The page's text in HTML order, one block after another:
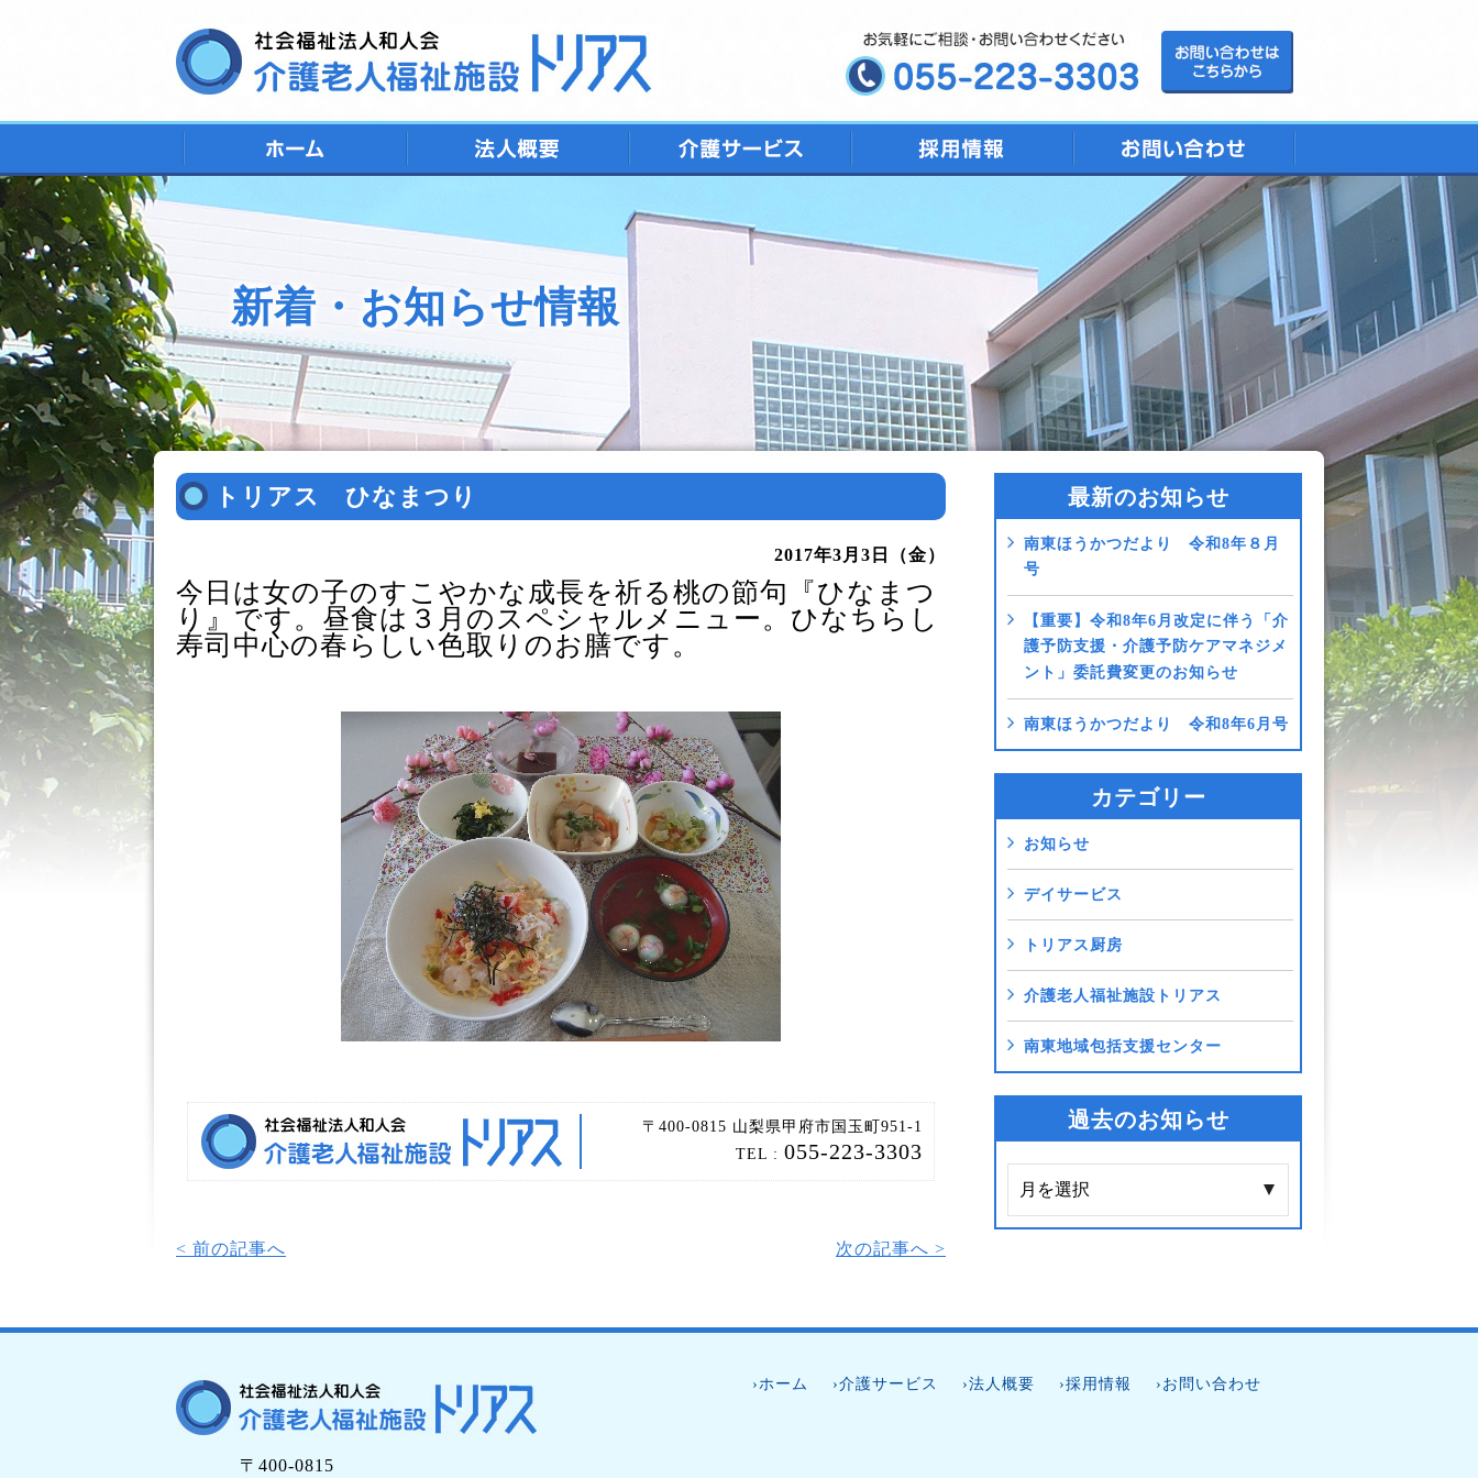
新着・お知らせ情報
トリアス ひなまつり
2017年3月3日（金）
今日は女の子のすこやかな成長を祈る桃の節句『ひなまつ
り』です。昼食は３月のスペシャルメニュー。ひなちらし
寿司中心の春らしい色取りのお膳です。
〒400-0815 山梨県甲府市国玉町951-1
TEL : 055-223-3303
< 前の記事へ 次の記事へ >
最新のお知らせ
南東ほうかつだより 令和8年８月
号
【重要】令和8年6月改定に伴う「介
護予防支援・介護予防ケアマネジメ
ント」委託費変更のお知らせ
南東ほうかつだより 令和8年6月号
カテゴリー
お知らせ
デイサービス
トリアス厨房
介護老人福祉施設トリアス
南東地域包括支援センター
過去のお知らせ
›ホーム ›介護サービス ›法人概要 ›採用情報 ›お問い合わせ
〒400-0815